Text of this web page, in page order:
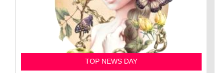
TOP NEWS DAY